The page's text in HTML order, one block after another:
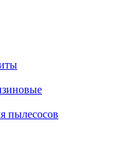
пылесосов